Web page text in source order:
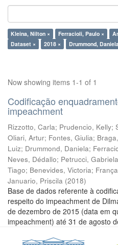
Kleina, Nilton × Ferracioli, Paulo ×
Dataset ×
2018 × Drummond,
Now showing items 1-1 of 1
Codificação
impeachment
Rizzotto, Carla; Prudencio, Kelly;
Oliari, Artur; Fontes, Giulia;
Luiz; Drummond, Daniela;
Neves, Dédallo; Petrucci, Gabriela
Tiago; Benevides, Victoria;
Januario, Priscila (2018)
Base de dados referente à
respeito do impeachment de
de dezembro de 2015 (data em
impeachment) até 31 de agosto